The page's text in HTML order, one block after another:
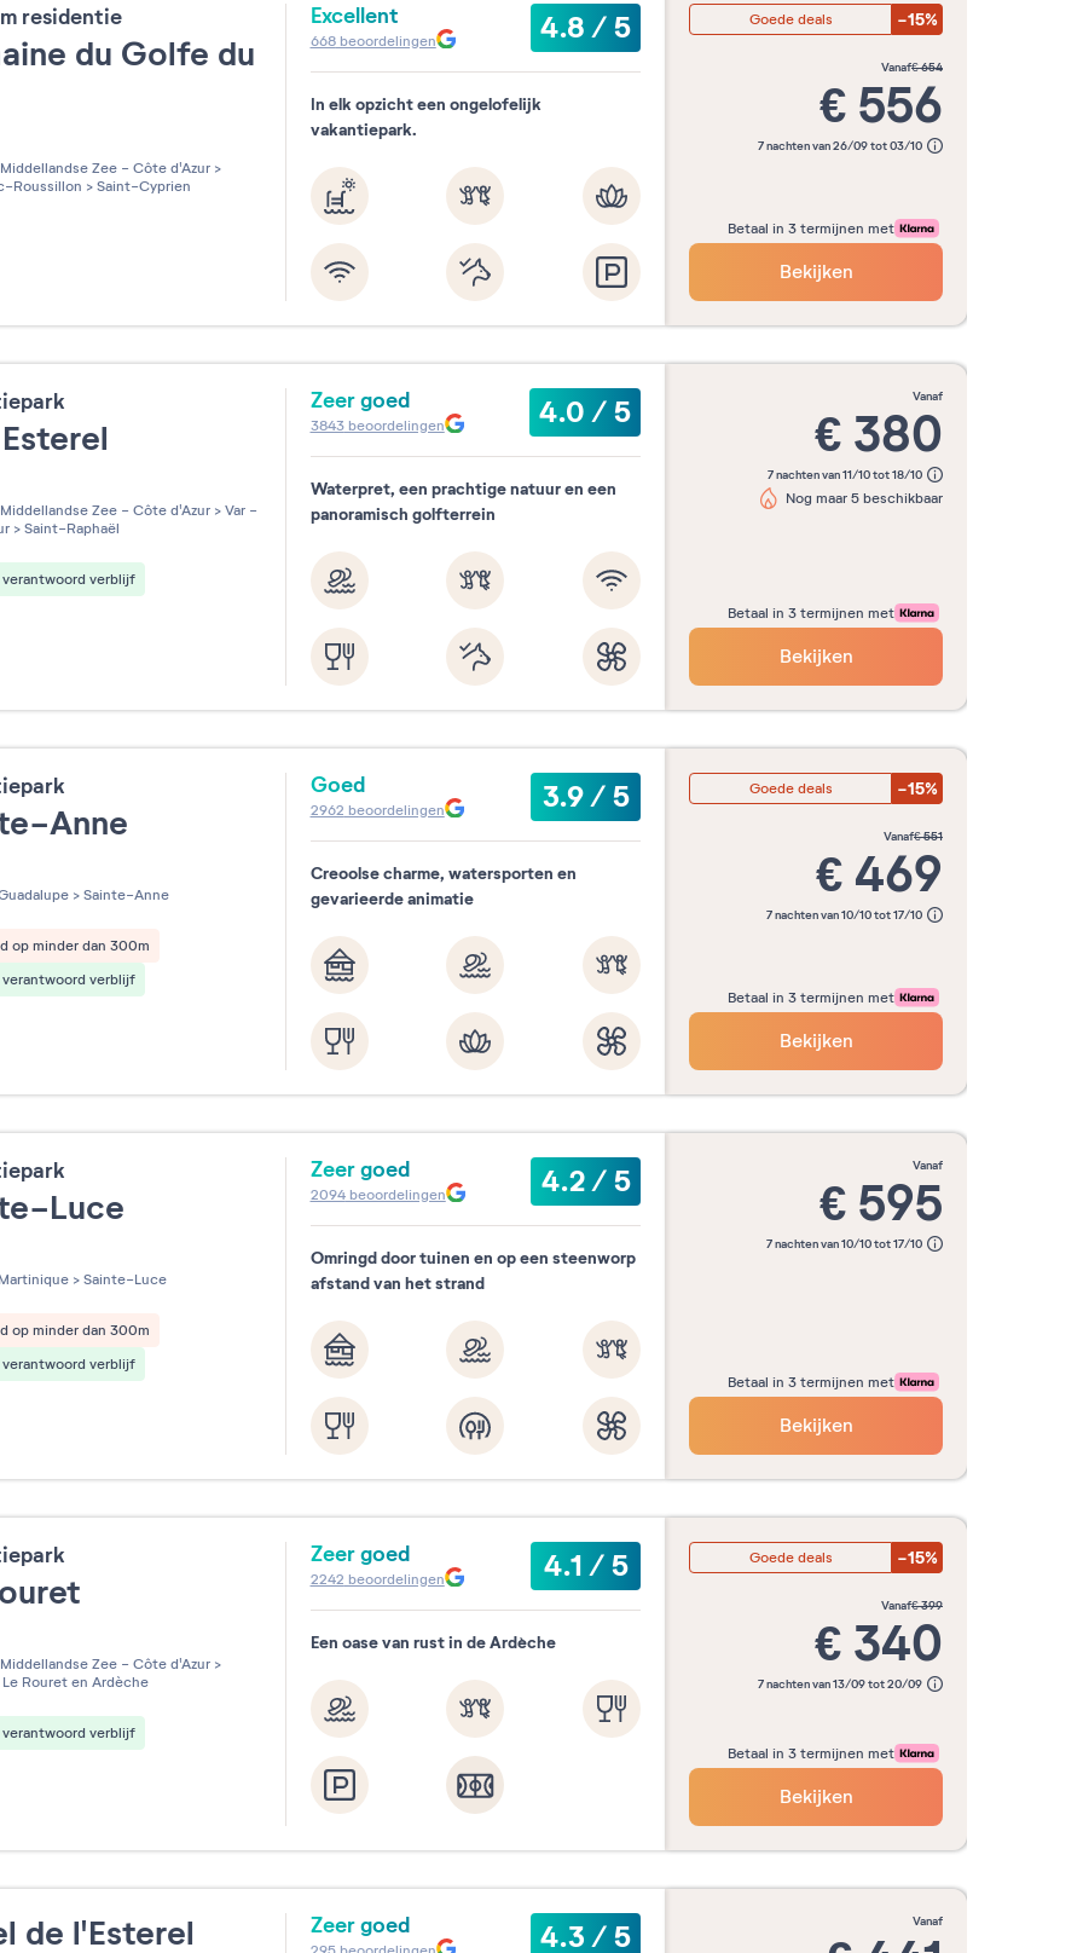
residentie
du Golfe du
sur 5
Middellandse Zee - Côte d'Azur >
Roussillon > Saint-Cyprien
Excellent 4.8/5
668beoordelingen
In elk opzicht een ongelofelijk
vakantiepark.
Goede deals -15%
vanaf€654
€ 556
7 nachten van 26/09 tot 03/10
Betaal in 3 termijnen met
Bekijken
sur 5
Middellandse Zee - Côte d'Azur > Var -
> Saint-Raphaël
verantwoord verblijf
Zeer goed 4.0/5
3843beoordelingen
Waterpret, een prachtige natuur en een
panoramisch golfterrein
vanaf
€ 380
7 nachten van 11/10 tot 18/10
Nog maar 5 beschikbaar
Betaal in 3 termijnen met
Bekijken
Anne
sur 5> Sainte-Anne
op minder dan 300m
verantwoord verblijf
Goed 3.9/5
2962 beoordelingen
Creoolse charme, watersporten en
gevarieerde animatie
Goede deals -15%
vanaf€551
€ 469
7 nachten van 10/10 tot 17/10
Betaal in 3 termijnen met
Bekijken
Luce
sur 5
Martinique > Sainte-Luce
op minder dan 300m
verantwoord verblijf
Zeer goed 4.2/5
2094beoordelingen
Omringd door tuinen en op een steenworp
afstand van het strand
vanaf
€ 595
7 nachten van 10/10 tot 17/10
Betaal in 3 termijnen met
Bekijken
sur 5
Middellandse Zee - Côte d'Azur >
Le Rouret en Ardèche
verantwoord verblijf
Zeer goed 4.1/5
2242 beoordelingen
Een oase van rust in de Ardèche
Goede deals -15%
vanaf€399
€ 340
7 nachten van 13/09 tot 20/09
Betaal in 3 termijnen met
Bekijken
de l'Esterel Zeer goed 4.3/5 vanaf